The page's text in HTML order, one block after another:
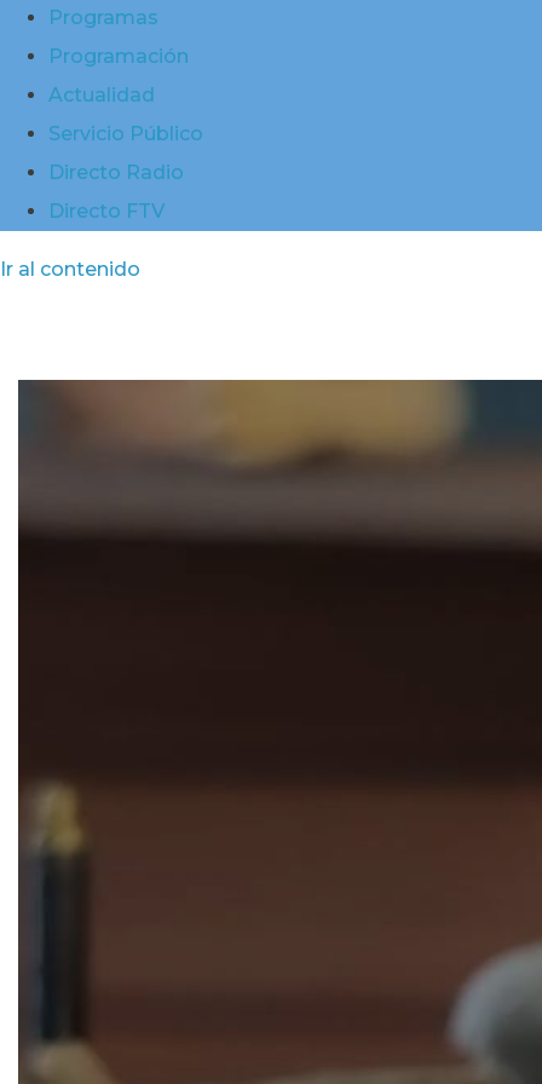
Programas
Programación
Actualidad
Servicio Público
Directo Radio
Directo FTV
Ir al contenido